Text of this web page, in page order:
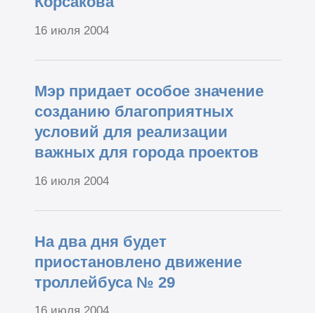
16 июля 2004
Мэр придает особое значение
созданию благоприятных
условий для реализации
важных для города проектов
16 июля 2004
На два дня будет
приостановлено движение
троллейбуса № 29